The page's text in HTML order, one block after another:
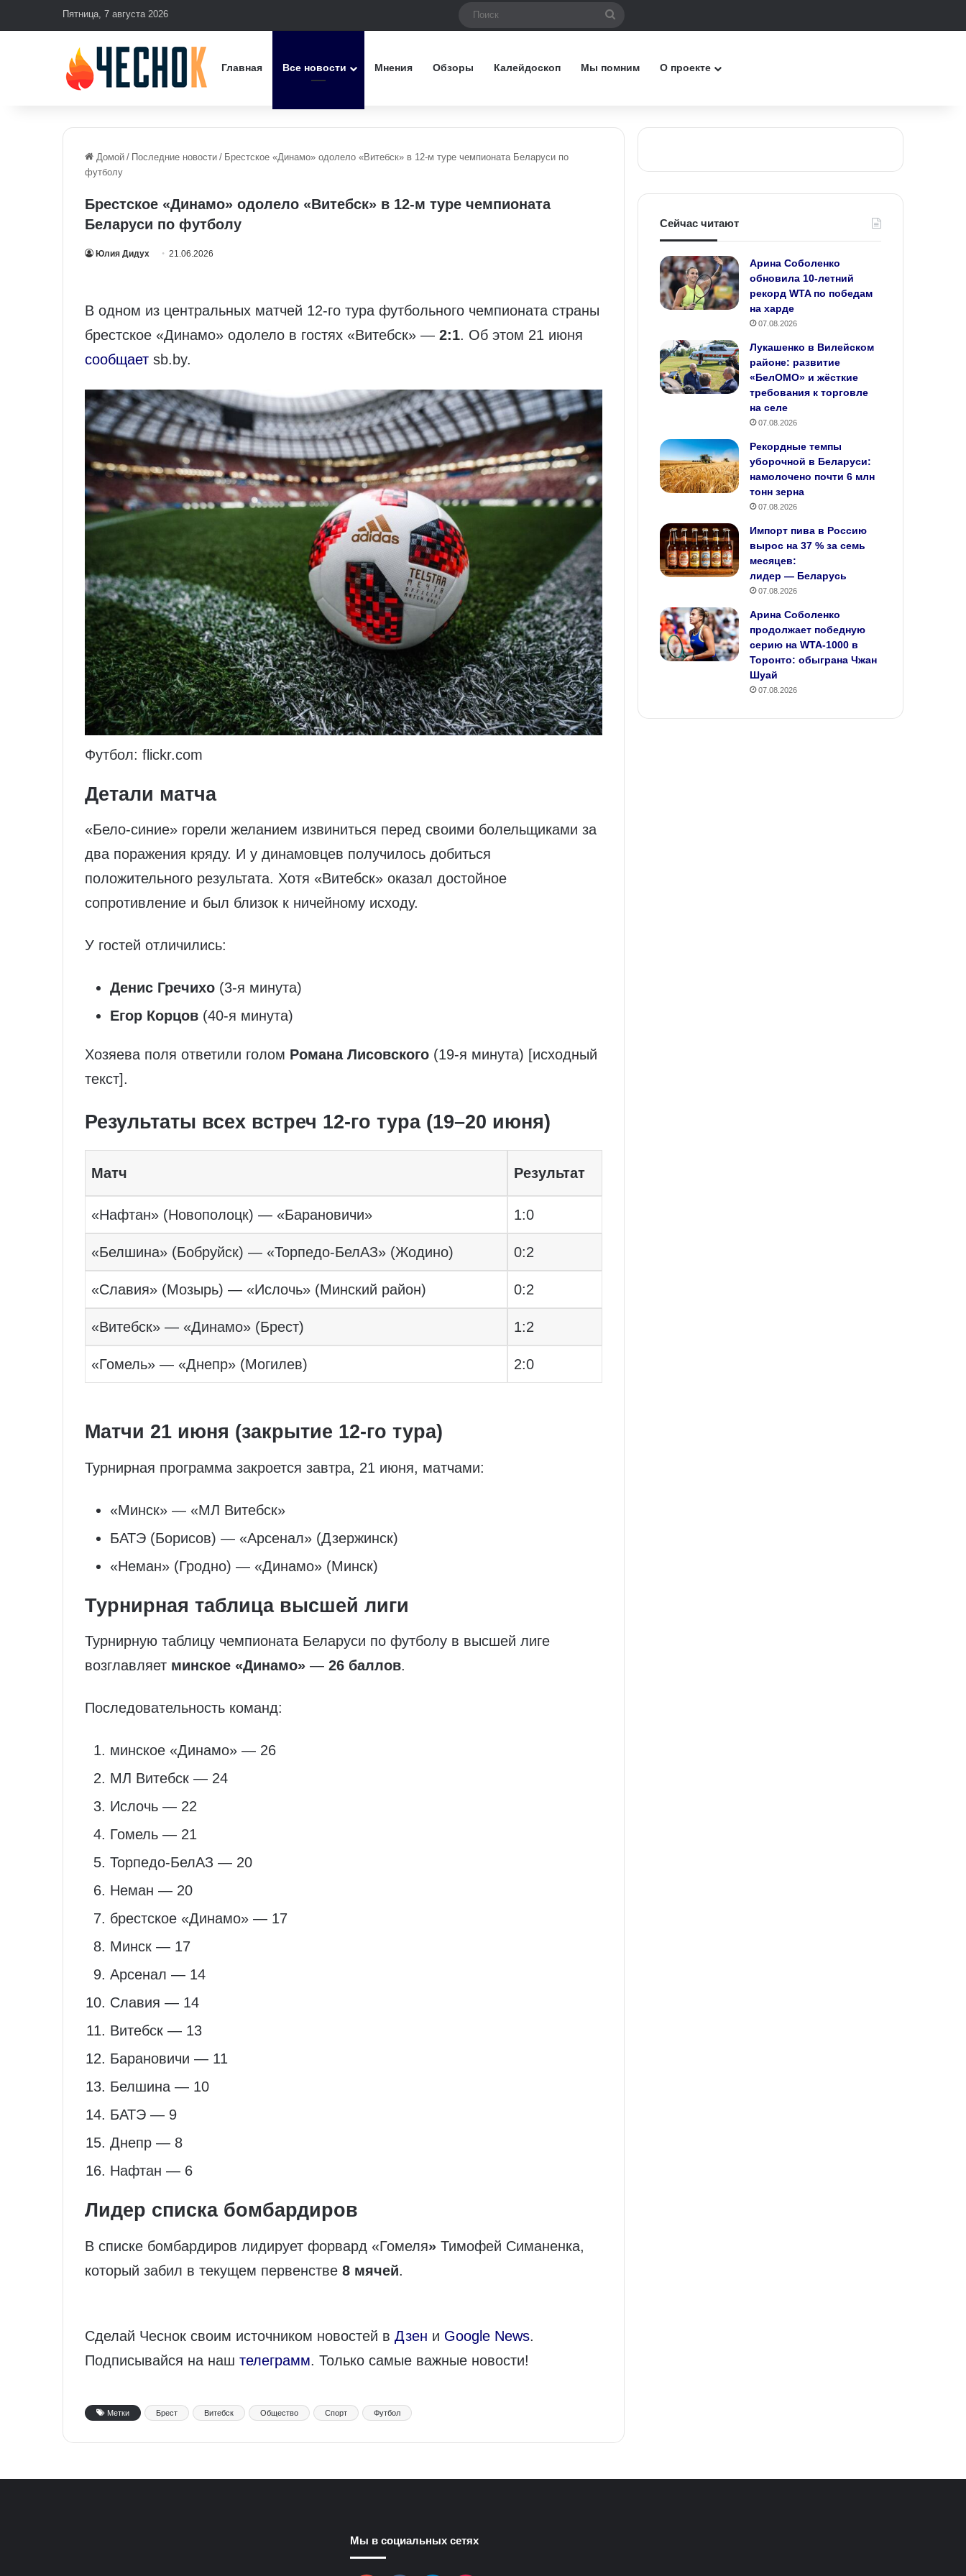
Пятница, 7 августа 2026
Главная Все новости Мнения Обзоры Калейдоскоп Мы помним О проекте
Домой / Последние новости / Брестское «Динамо» одолело «Витебск» в 12-м туре чемпионата Беларуси по
футболу
Брестское «Динамо» одолело «Витебск» в 12-м туре чемпионата
Беларуси по футболу
Юлия Дидух 21.06.2026
В одном из центральных матчей 12-го тура футбольного чемпионата страны
брестское «Динамо» одолело в гостях «Витебск» — 2:1. Об этом 21 июня
сообщает sb.by.
Футбол: flickr.com
Детали матча
«Бело-синие» горели желанием извиниться перед своими болельщиками за
два поражения кряду. И у динамовцев получилось добиться
положительного результата. Хотя «Витебск» оказал достойное
сопротивление и был близок к ничейному исходу.
У гостей отличились:
Денис Гречихо (3-я минута)
Егор Корцов (40-я минута)
Хозяева поля ответили голом Романа Лисовского (19-я минута) [исходный
текст].
Результаты всех встреч 12-го тура (19–20 июня)
Матч Результат
«Нафтан» (Новополоцк) — «Барановичи» 1:0
«Белшина» (Бобруйск) — «Торпедо-БелАЗ» (Жодино) 0:2
«Славия» (Мозырь) — «Ислочь» (Минский район) 0:2
«Витебск» — «Динамо» (Брест) 1:2
«Гомель» — «Днепр» (Могилев) 2:0
Матчи 21 июня (закрытие 12-го тура)
Турнирная программа закроется завтра, 21 июня, матчами:
«Минск» — «МЛ Витебск»
БАТЭ (Борисов) — «Арсенал» (Дзержинск)
«Неман» (Гродно) — «Динамо» (Минск)
Турнирная таблица высшей лиги
Турнирную таблицу чемпионата Беларуси по футболу в высшей лиге
возглавляет минское «Динамо» — 26 баллов.
Последовательность команд:
минское «Динамо» — 26
МЛ Витебск — 24
Ислочь — 22
Гомель — 21
Торпедо-БелАЗ — 20
Неман — 20
брестское «Динамо» — 17
Минск — 17
Арсенал — 14
Славия — 14
Витебск — 13
Барановичи — 11
Белшина — 10
БАТЭ — 9
Днепр — 8
Нафтан — 6
Лидер списка бомбардиров
В списке бомбардиров лидирует форвард «Гомеля» Тимофей Симаненка,
который забил в текущем первенстве 8 мячей.
Сделай Чеснок своим источником новостей в Дзен и Google News.
Подписывайся на наш телеграмм. Только самые важные новости!
Метки Брест Витебск Общество Спорт Футбол
Сейчас читают
Арина Соболенко
обновила 10‑летний
рекорд WTA по победам
на харде
07.08.2026
Лукашенко в Вилейском
районе: развитие
«БелОМО» и жёсткие
требования к торговле
на селе
07.08.2026
Рекордные темпы
уборочной в Беларуси:
намолочено почти 6 млн
тонн зерна
07.08.2026
Импорт пива в Россию
вырос на 37 % за семь
месяцев:
лидер — Беларусь
07.08.2026
Арина Соболенко
продолжает победную
серию на WTA‑1000 в
Торонто: обыграна Чжан
Шуай
07.08.2026
Мы в социальных сетях